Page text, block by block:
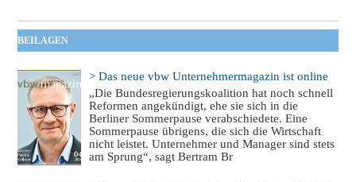
BEILAGEN
> Das neue vbw Unternehmermagazin ist online
„Die Bundesregierungskoalition hat noch schnell
Reformen angekündigt, ehe sie sich in die
Berliner Sommerpause verabschiedete. Eine
Sommerpause übrigens, die sich die Wirtschaft
nicht leistet. Unternehmer und Manager sind stets
am Sprung“, sagt Bertram Br